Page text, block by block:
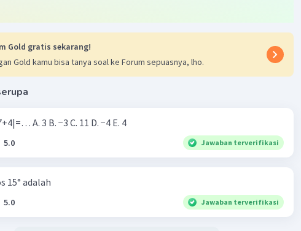
Gold gratis sekarang!
Gold kamu bisa tanya soal ke Forum sepuasnya, lho.
Nilai dari |−7+4|=… A. 3 B. −3 C. 11 D. −4 E. 4
5.0 Jawaban terverifikasi
15° adalah
5.0 Jawaban terverifikasi